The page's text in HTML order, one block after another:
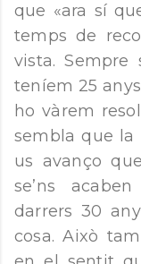
que «ara sí
temps de
vista. Sempre
teníem 25
ho vàrem
sembla que la
us avanço
se’ns
darrers 30
cosa. Això